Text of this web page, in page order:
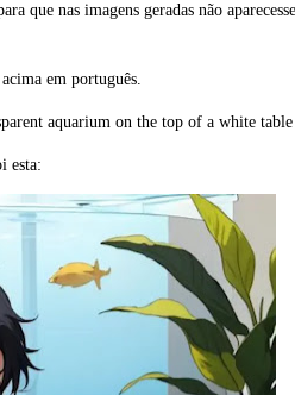
que nas imagens geradas não
em português.
aquarium on the top of a white
esta: